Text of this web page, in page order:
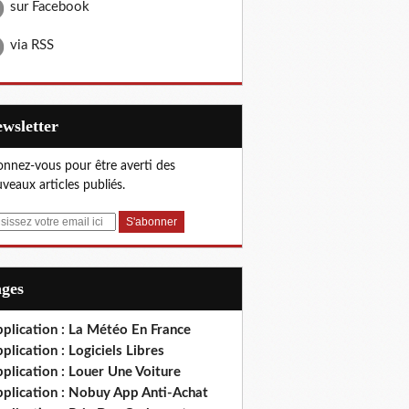
sur Facebook
via RSS
vous pour être averti des
articles publiés.
: La Météo En France
: Logiciels Libres
: Louer Une Voiture
: Nobuy App Anti-Achat